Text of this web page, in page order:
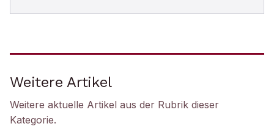
Weitere Artikel
Weitere aktuelle Artikel aus der Rubrik dieser
Kategorie.